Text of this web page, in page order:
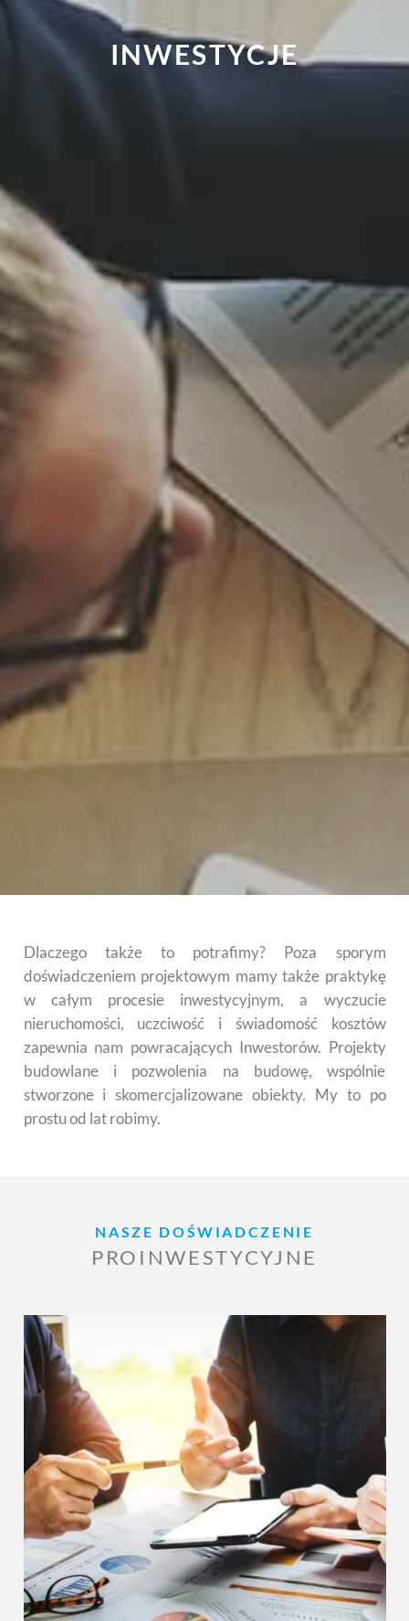
INWESTYCJE
Dlaczego także to potrafimy? Poza sporym
doświadczeniem projektowym mamy także praktykę
w całym procesie inwestycyjnym, a wyczucie
nieruchomości, uczciwość i świadomość kosztów
zapewnia nam powracających Inwestorów. Projekty
budowlane i pozwolenia na budowę, wspólnie
stworzone i skomercjalizowane obiekty. My to po
prostu od lat robimy.
NASZE DOŚWIADCZENIE
PROINWESTYCYJNE